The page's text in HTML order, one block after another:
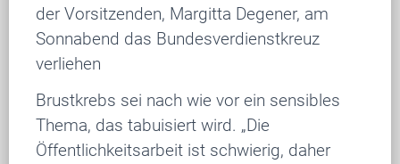
der Vorsitzenden, Margitta Degener, am
Sonnabend das Bundesverdienstkreuz
verliehen
Brustkrebs sei nach wie vor ein sensibles
Thema, das tabuisiert wird. „Die
Öffentlichkeitsarbeit ist schwierig, daher